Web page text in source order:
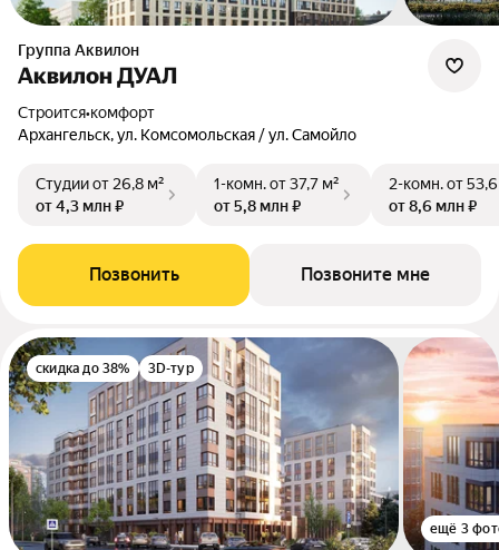
Группа Аквилон
Аквилон ДУАЛ
Строится•комфорт
Архангельск, ул. Комсомольская / ул. Самойло
Студииот 26,8 м²
от 4,3 млн ₽
1-комн.от 37,7 м²
от 5,8 млн ₽
2-комн.от
от 8,6 млн ₽
Позвонить Позвоните мне
скидка до 38% 3D-тур
ещё 3